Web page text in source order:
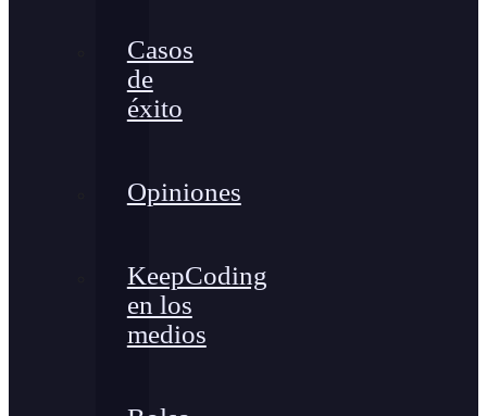
Casos
de
éxito
Opiniones
KeepCoding
en los
medios